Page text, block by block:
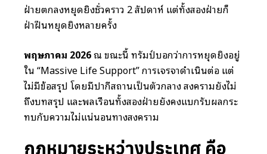
ฝ่ายตกลงหยุดยิงชั่วคราว 2 สัปดาห์ แต่ทั้งสองฝ่ายก็
ฝ่าฝืนหยุดยิงหลายครั้ง
พฤษภาคม 2026ณ ขณะนี้ ทรัมป์บอกว่าการหยุดยิงอยู่
ใน “Massive Life Support” การเจรจาดำเนินต่อ แต่
ไม่มีข้อสรุป โดยมีปากีสถานเป็นตัวกลาง สงครามยังไม่
ถึงบทสรุป และพลเรือนทั้งสองฝ่ายยังคงแบกรับผลกระ
ทบกับความไม่แน่นอนทางสงคราม
กฎหมายระหว่างประเทศ คือ